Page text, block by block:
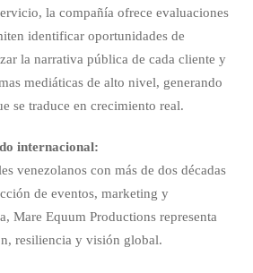
la compañía ofrece evaluaciones
identificar oportunidades de
la narrativa pública de cada cliente y
mediáticas de alto nivel, generando
se traduce en crecimiento real.
internacional:
venezolanos con más de dos décadas
de eventos, marketing y
Mare Equum Productions representa
resiliencia y visión global.